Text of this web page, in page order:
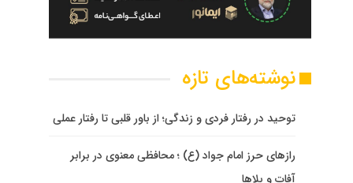
نوشته‌های تازه
توحید در رفتار فردی و زندگی؛ از باور قلبی تا رفتار عملی
رازهای حرز امام جواد (ع) ؛ محافظی معنوی در برابر
آفات و بلاها